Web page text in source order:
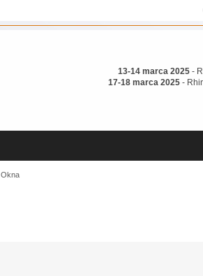
13-14 marca 2025 -
17-18 marca 2025 -
Okna